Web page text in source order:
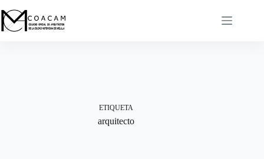
al
contenido
ETIQUETA
arquitecto